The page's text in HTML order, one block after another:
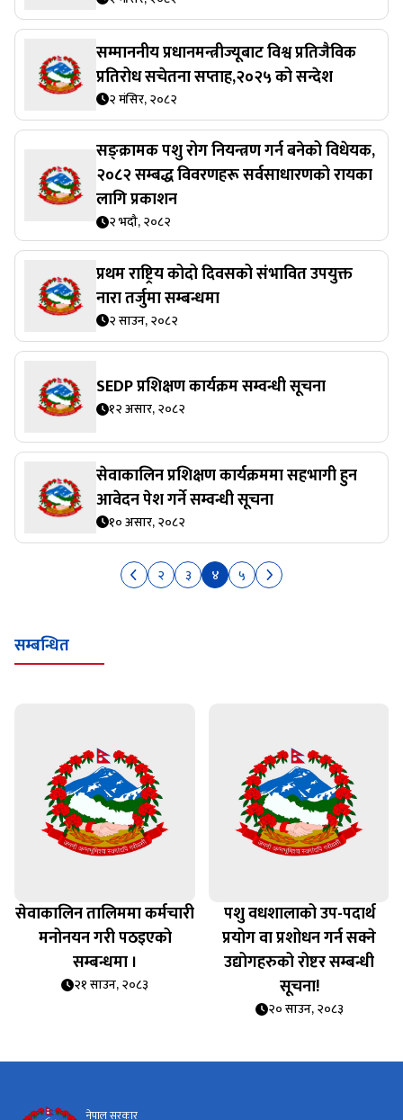
सम्माननीय प्रधानमन्त्रीज्यूबाट विश्व प्रतिजैविक
प्रतिरोध सचेतना सप्ताह,२०२५ को सन्देश
सङ्क्रामक पशु रोग नियन्त्रण गर्न बनेको विधेयक,
२०८२ सम्बद्ध विवरणहरू सर्वसाधारणको रायका
लागि प्रकाशन
२ भदौ, २०८२
प्रथम राष्ट्रिय कोदो दिवसको संभावित उपयुक्त
नारा तर्जुमा सम्बन्धमा
SEDP प्रशिक्षण कार्यक्रम सम्वन्धी सूचना
सेवाकालिन प्रशिक्षण कार्यक्रममा सहभागी हुन
आवेदन पेश गर्ने सम्वन्धी सूचना
२ ३ ४ ५
सम्बन्धित
सेवाकालिन तालिममा कर्मचारी
मनोनयन गरी पठइएको
सम्बन्धमा ।
पशु वधशालाको उप-पदार्थ
प्रयोग वा प्रशोधन गर्न सक्ने
उद्योगहरुको रोष्टर सम्बन्धी
सूचना!